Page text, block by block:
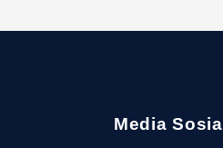
Media Sosial